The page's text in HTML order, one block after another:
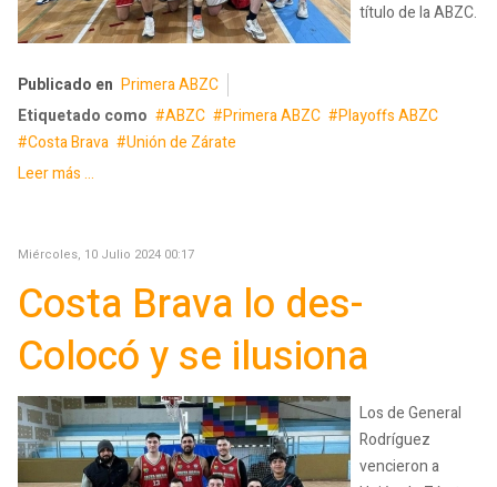
título de la ABZC.
Publicado en Primera ABZC
Etiquetado como
ABZC Primera ABZC
Playoffs ABZC
Costa Brava
Unión de Zárate
Leer más ...
Miércoles, 10 Julio 2024 00:17
Costa Brava lo des-
Colocó y se ilusiona
Los de General
Rodríguez
vencieron a